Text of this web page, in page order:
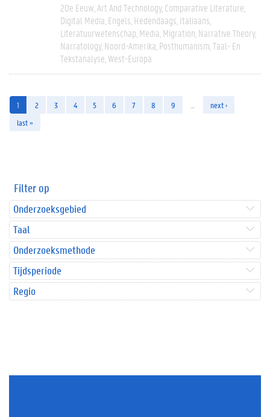
20e Eeuw Art And Technology Comparative Literature
Digital Media Engels Hedendaags Italiaans
Literatuurwetenschap Media Migration Narrative Theory
Narratology Noord-Amerika Posthumanism Taal- En
Tekstanalyse West-Europa
1 2 3 4 5 6 7 8 9
next ›
last »
Filter op
Onderzoeksgebied
Taal
Onderzoeksmethode
Tijdsperiode
Regio